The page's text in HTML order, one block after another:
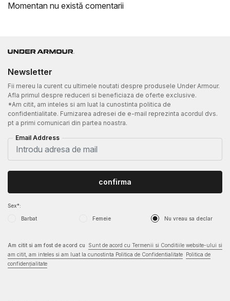
Momentan nu există comentarii
Newsletter
Fii mereu la curent cu ultimele noutati despre produsele Under Armour.
Afla primul despre reduceri si beneficiaza de oferte exclusive.
*Am citit, am inteles si am luat la cunostinta politica de
confidentialitate. Furnizarea adresei de e-mail reprezinta acordul dvs.
pt a primi comunicari din partea noastra.
Email Address
Sex*:
Barbat Femeie Nu vreau sa declar
confirma
Am citit si am fost de acord cu
Sunt de acord cu Termenii si Conditiile website-ului si
am citit, am inteles si am luat la cunostinta Politica de Confidentialitate
Politica de
confidențialitate